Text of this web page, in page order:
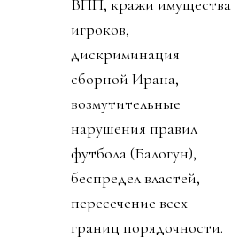
ВПП, кражи имущества
игроков,
дискриминация
сборной Ирана,
возмутительные
нарушения правил
футбола (Балогун),
беспредел властей,
пересечение всех
границ порядочности.